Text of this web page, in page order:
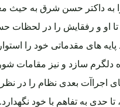
را به داکتر حسن شرق به حیث
او و رفقایش را در لحظات
های مقدماتی خود را
دلگرم سازد و نیز مقامات
اجراآت بعدی نظام را در نظر
حدی به تفاهم با خود